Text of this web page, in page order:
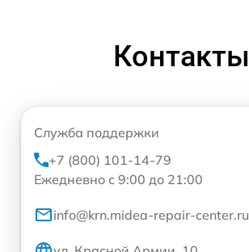
Контакты
Служба поддержки
+7 (800) 101-14-79
Ежедневно с 9:00 до 21:00
info@krn.midea-repair-center.ru